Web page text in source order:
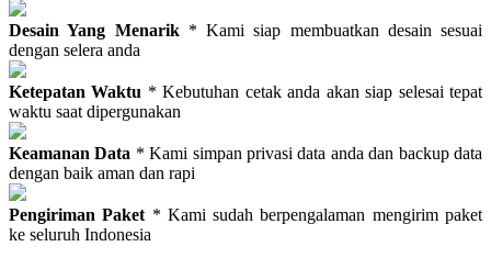
Desain Yang Menarik* Kami siap membuatkan desain sesuai
dengan selera anda
Ketepatan Waktu * Kebutuhan cetak anda akan siap selesai tepat
waktu saat dipergunakan
Keamanan Data * Kami simpan privasi data anda dan backup data
dengan baik aman dan rapi
Pengiriman Paket * Kami sudah berpengalaman mengirim paket
ke seluruh Indonesia